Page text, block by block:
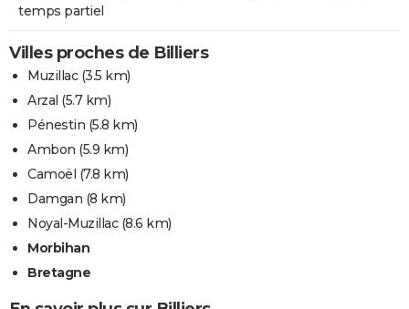
temps partiel
Villes proches de Billiers
Muzillac(3.5 km)
Arzal (5.7 km)
Pénestin (5.8 km)
Ambon (5.9 km)
Camoël (7.8 km)
Damgan (8 km)
Noyal-Muzillac(8.6 km)
Morbihan
Bretagne